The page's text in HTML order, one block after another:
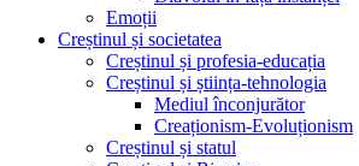
Emoții
Creștinul și societatea
Creștinul și profesia-educația
Creștinul și știința-tehnologia
Mediul înconjurător
Creaționism-Evoluționism
Creștinul și statul